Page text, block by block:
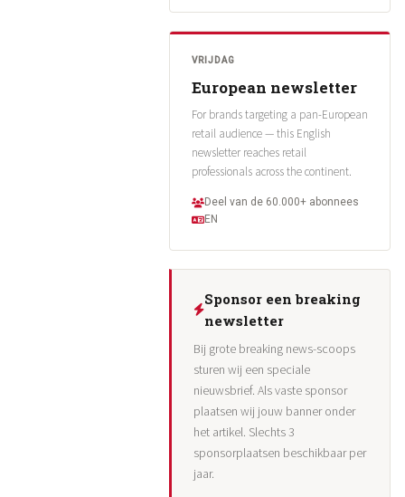
VRIJDAG
European newsletter
For brands targeting a pan-European
retail audience — this English
newsletter reaches retail
professionals across the continent.
Deel van de 60.000+ abonnees
EN
Sponsor een breaking
newsletter
Bij grote breaking news-scoops
sturen wij een speciale
nieuwsbrief. Als vaste sponsor
plaatsen wij jouw banner onder
het artikel. Slechts 3
sponsorplaatsen beschikbaar per
jaar.